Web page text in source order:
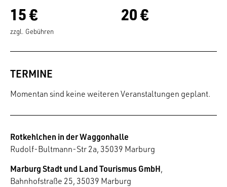
15 €
zzgl. Gebühren
20 €
TERMINE
Momentan sind keine weiteren Veranstaltungen geplant.
Rotkehlchen in der Waggonhalle
Rudolf-Bultmann-Str 2a, 35039 Marburg
Marburg Stadt und Land Tourismus GmbH,
Bahnhofstraße 25, 35039 Marburg